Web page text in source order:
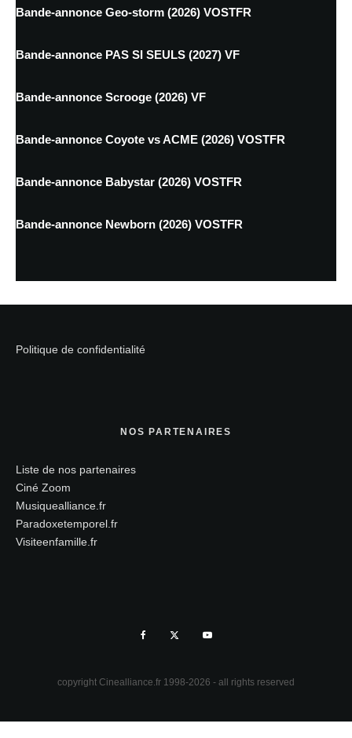
Bande-annonce Geo-storm (2026) VOSTFR
Bande-annonce PAS SI SEULS (2027) VF
Bande-annonce Scrooge (2026) VF
Bande-annonce Coyote vs ACME (2026) VOSTFR
Bande-annonce Babystar (2026) VOSTFR
Bande-annonce Newborn (2026) VOSTFR
Politique de confidentialité
NOS PARTENAIRES
Liste de nos partenaires
Ciné Zoom
Musiquealliance.fr
Paradoxetemporel.fr
Visiteenfamille.fr
copyright Cinealliance.fr 1998-2026 - all rights reserved